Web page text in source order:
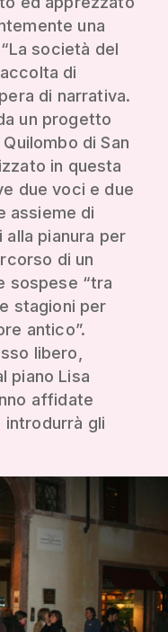
una
società del
di
di narrativa.
un progetto
di San
in questa
due voci e due
assieme di
pianura per
di un
sospese “tra
stagioni per
antico”.
libero,
piano Lisa
affidate
introdurrà gli